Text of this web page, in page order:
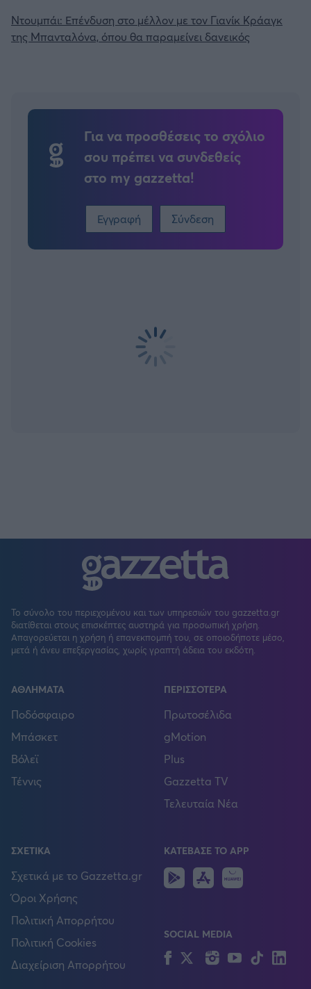
Ντουμπάι: Επένδυση στο μέλλον με τον Γιανίκ Κράαγκ
της Μπανταλόνα, όπου θα παραμείνει δανεικός
Για να προσθέσεις το σχόλιο
σου πρέπει να συνδεθείς
στο my gazzetta!
Εγγραφή Σύνδεση
Το σύνολο του περιεχομένου και των υπηρεσιών του gazzetta.gr
διατίθεται στους επισκέπτες αυστηρά για προσωπική χρήση.
Απαγορεύεται η χρήση ή επανεκπομπή του, σε οποιοδήποτε μέσο,
μετά ή άνευ επεξεργασίας, χωρίς γραπτή άδεια του εκδότη.
ΑΘΛΗΜΑΤΑ
Ποδόσφαιρο
Μπάσκετ
Βόλεϊ
Τέννις
ΠΕΡΙΣΣΟΤΕΡΑ
Πρωτοσέλιδα
gMotion
Plus
Gazzetta TV
Τελευταία Νέα
ΣΧΕΤΙΚΑ
Σχετικά με το Gazzetta.gr
Όροι Χρήσης
Πολιτική Απορρήτου
Πολιτική Cookies
Διαχείριση Απορρήτου
ΚΑΤΕΒΑΣΕ ΤΟ APP
Android
IOS
SOCIAL MEDIA
FacebookTwitterInstagram
YouTubeTikTok